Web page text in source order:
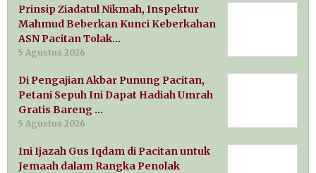
Prinsip Ziadatul Nikmah, Inspektur
Mahmud Beberkan Kunci Keberkahan
ASN Pacitan Tolak…
5 Agustus 2026
Di Pengajian Akbar Punung Pacitan,
Petani Sepuh Ini Dapat Hadiah Umrah
Gratis Bareng …
5 Agustus 2026
Ini Ijazah Gus Iqdam di Pacitan untuk
Jemaah dalam Rangka Penolak